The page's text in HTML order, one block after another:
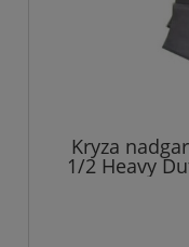
Kryza
1/2 Heavy